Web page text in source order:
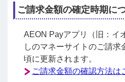
ご請求金額の確定時期に
AEON Payアプリ（旧：イ
しのマネーサイトのご請求
頃に更新されます。
ご請求金額の確認方法は